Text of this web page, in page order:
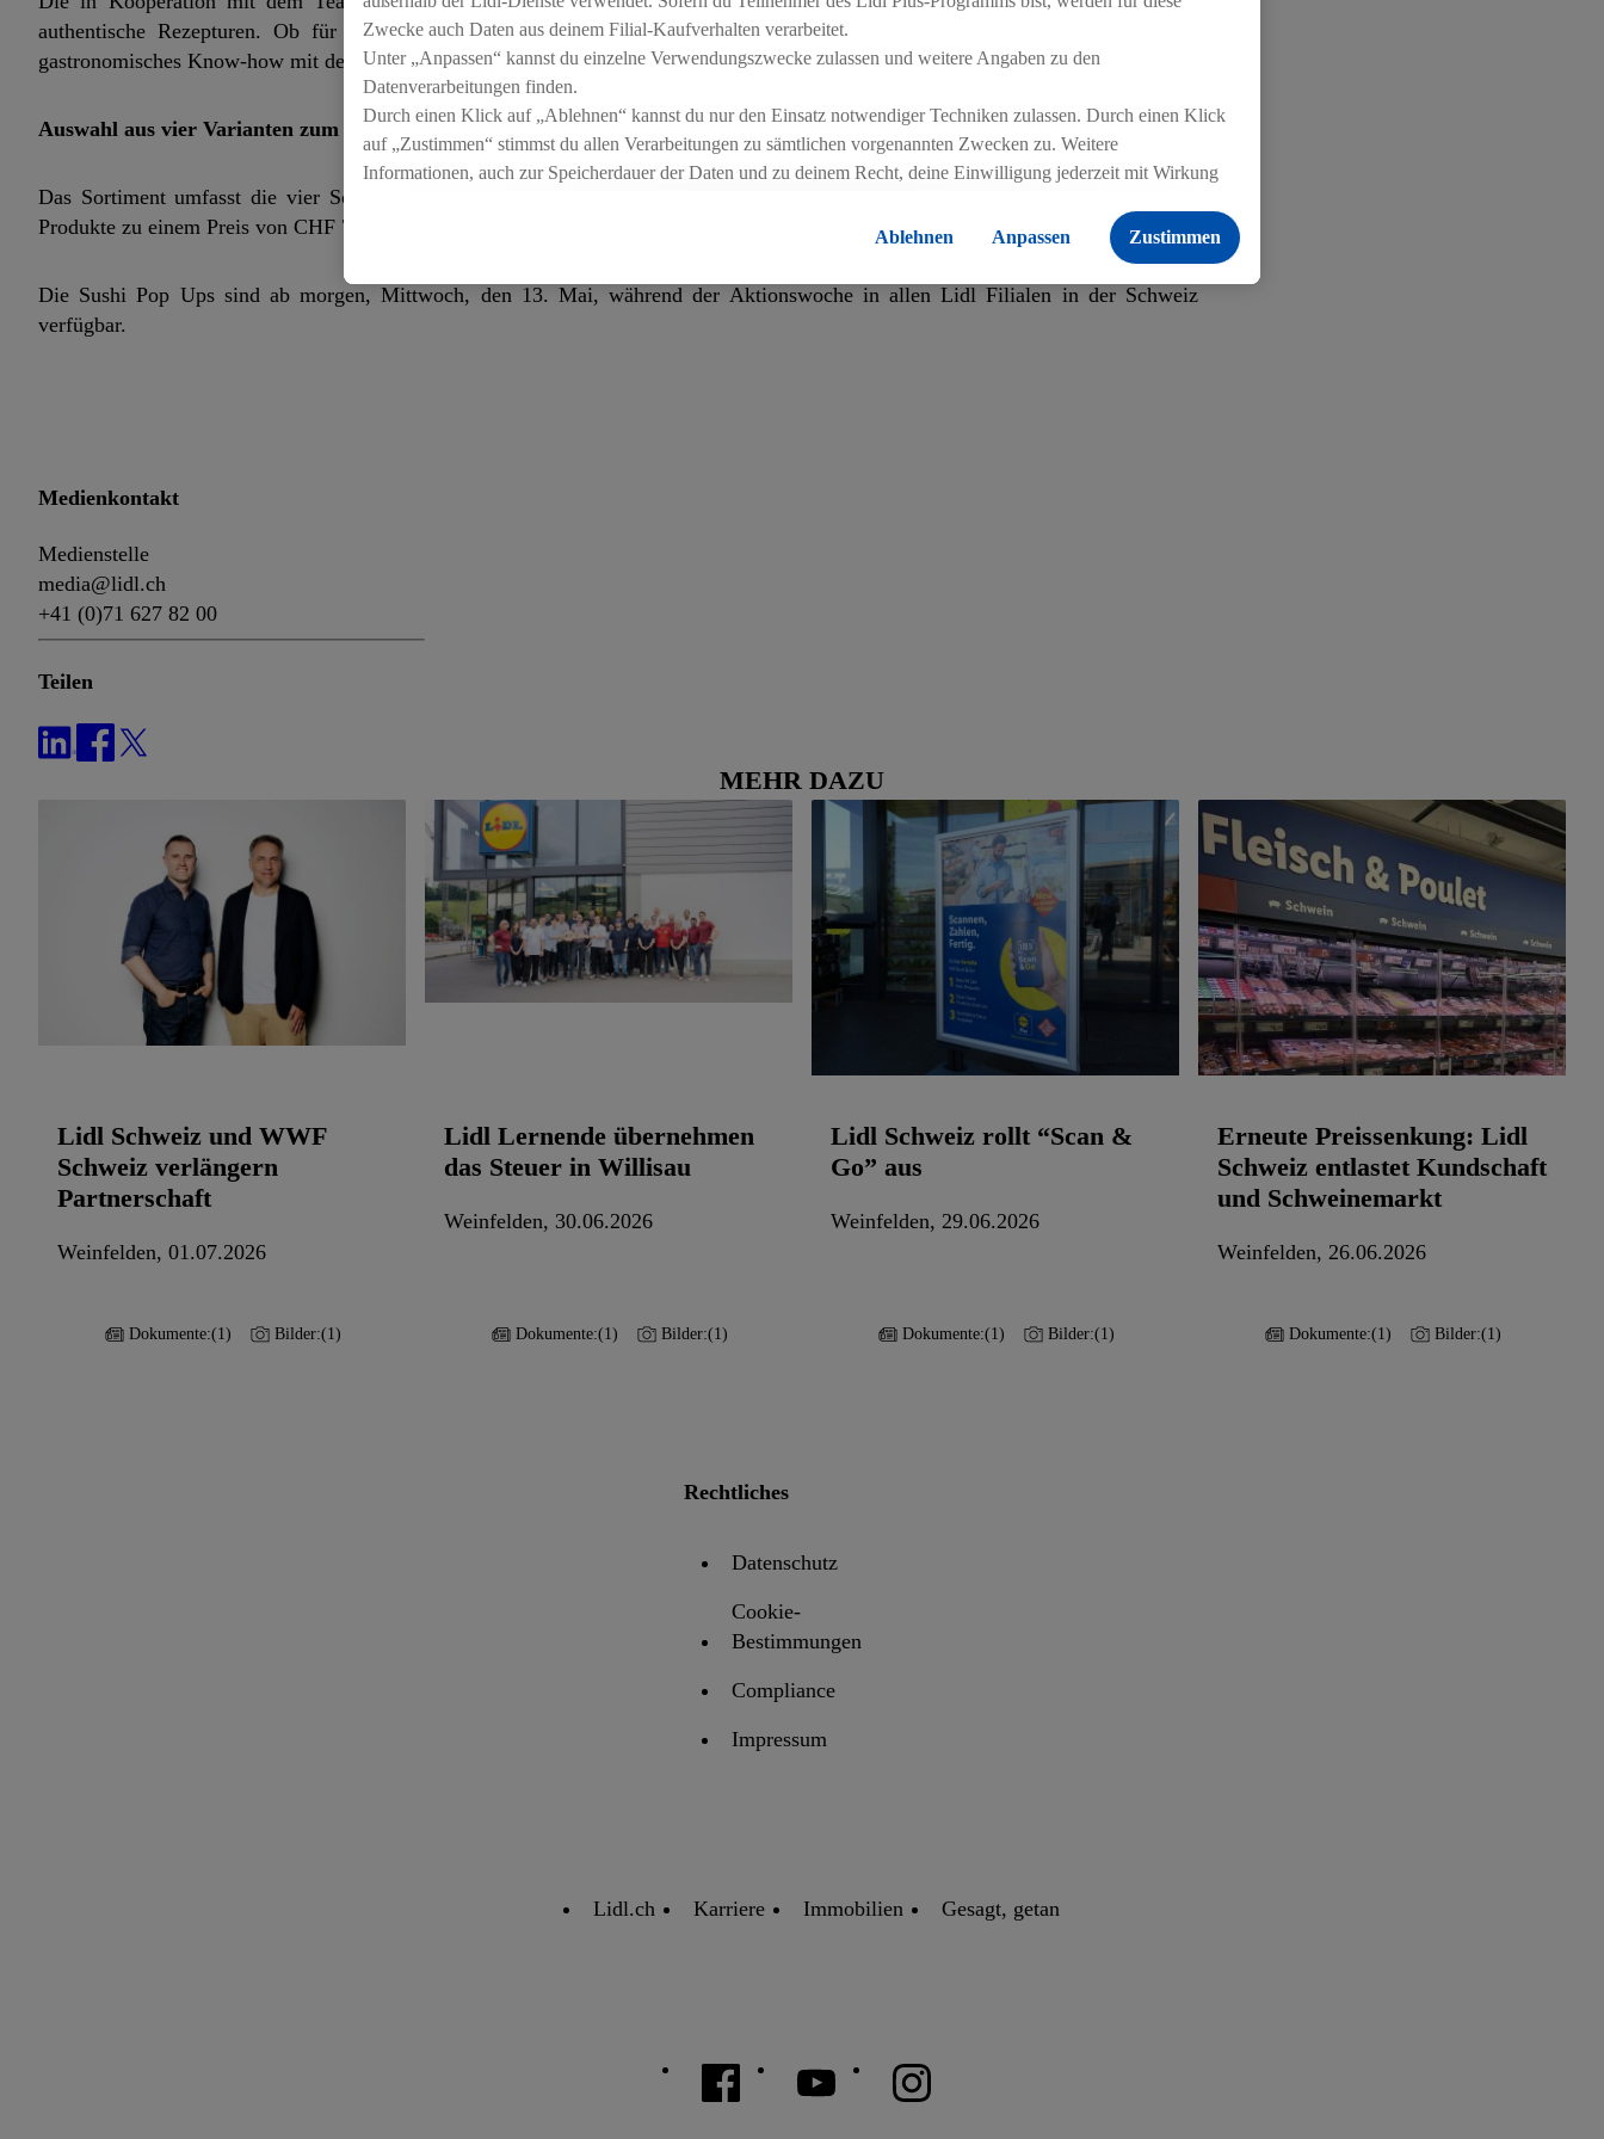
authentische Rezepturen. Ob für die Mittagspause, im Zug oder als Verpflegung zwischendurch: Die Partnerschaft verbindet
gastronomisches Know-how mit der Logistik von Lidl Schweiz. Das Angebot ist ab morgen in allen Filialen verfügbar.
Auswahl aus vier Varianten zum Lidl Preis
Das Sortiment umfasst die vier Sorten Thunfisch, Lachs, Surimi sowie eine vegane Variante. Der Smart Discounter bietet diese
Produkte zu einem Preis von CHF 7.99 pro Rolle (225g, 250g) an.
Die Sushi Pop Ups sind ab morgen, Mittwoch, den 13. Mai, während der Aktionswoche in allen Lidl Filialen in der Schweiz
verfügbar.
Medienkontakt
Medienstelle
media@lidl.ch
+41 (0)71 627 82 00
Teilen
MEHR DAZU
Lidl Schweiz und WWF
Schweiz verlängern
Partnerschaft
Weinfelden, 01.07.2026
Dokumente:(1) Bilder:(1)
Lidl Lernende übernehmen
das Steuer in Willisau
Weinfelden, 30.06.2026
Dokumente:(1) Bilder:(1)
Lidl Schweiz rollt “Scan &
Go” aus
Weinfelden, 29.06.2026
Dokumente:(1) Bilder:(1)
Erneute Preissenkung: Lidl
Schweiz entlastet Kundschaft
und Schweinemarkt
Weinfelden, 26.06.2026
Dokumente:(1) Bilder:(1)
Rechtliches
Datenschutz
Cookie-
Bestimmungen
Compliance
Impressum
Lidl.ch Karriere Immobilien Gesagt, getan
Zwecke auch Daten aus deinem Filial-Kaufverhalten verarbeitet.
Unter „Anpassen“ kannst du einzelne Verwendungszwecke zulassen und weitere Angaben zu den
Datenverarbeitungen finden.
Durch einen Klick auf „Ablehnen“ kannst du nur den Einsatz notwendiger Techniken zulassen. Durch einen Klick
auf „Zustimmen“ stimmst du allen Verarbeitungen zu sämtlichen vorgenannten Zwecken zu. Weitere
Informationen, auch zur Speicherdauer der Daten und zu deinem Recht, deine Einwilligung jederzeit mit Wirkung
Ablehnen
Anpassen Zustimmen